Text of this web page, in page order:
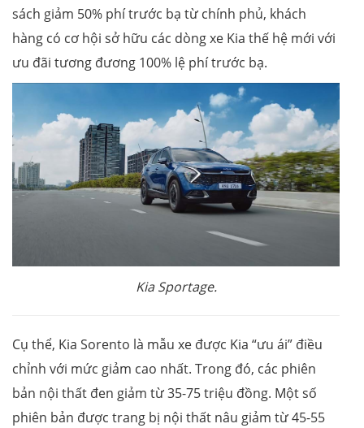
sách giảm 50% phí trước bạ từ chính phủ, khách
hàng có cơ hội sở hữu các dòng xe Kia thế hệ mới với
ưu đãi tương đương 100% lệ phí trước bạ.
Kia Sportage.
Cụ thể, Kia Sorento là mẫu xe được Kia “ưu ái” điều
chỉnh với mức giảm cao nhất. Trong đó, các phiên
bản nội thất đen giảm từ 35-75 triệu đồng. Một số
phiên bản được trang bị nội thất nâu giảm từ 45-55